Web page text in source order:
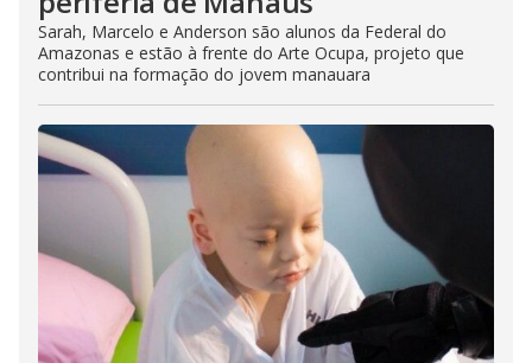
Sarah, Marcelo e Anderson são alunos da Federal do
Amazonas e estão à frente do Arte Ocupa, projeto que
contribui na formação do jovem manauara